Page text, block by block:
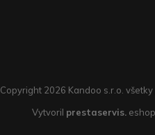
Copyright 2026 Kandoo s.r.o.
Vytvoril prestaservis.